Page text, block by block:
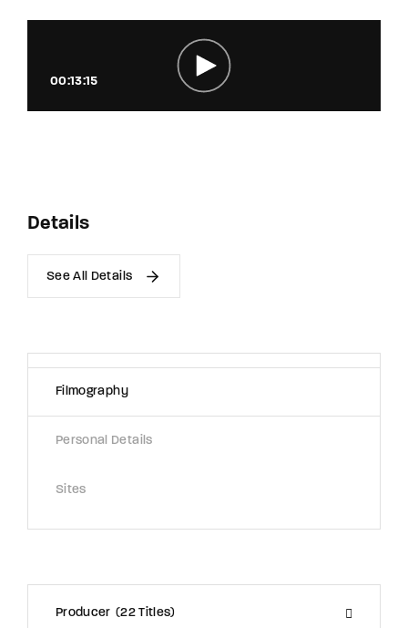
00:13:15
Details
See All Details
Filmography
Personal Details
Sites
Producer 22 Titles